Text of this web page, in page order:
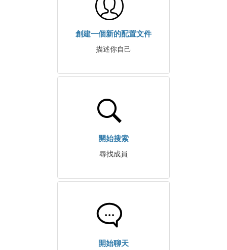
創建一個新的配置文件
描述你自己
開始搜索
尋找成員
開始聊天